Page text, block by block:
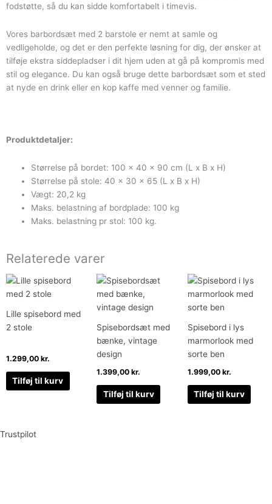
fodstøtte, så du kan sidde komfortabelt i timevis.
Vores barbordsæt med 2 barstole er nemt at samle og
vedligeholde, og det er den perfekte løsning for dig, der ønsker at
tilføje ekstra siddepladser i dit hjem uden at gå på kompromis med
stil og elegance. Du kan også bruge dette barbordsæt som et sted
at nyde en drink eller en kop kaffe med venner og familie.
Produktdetaljer:
Størrelse på bordet: 100 x 40 x 90 cm (L x B x H)
Størrelse på stole: 40 x 30 x 65 (L x B x H)
Vægt: 20,2 kg
Maks. belastning af bordplade: 100 kg
Maks. belastning pr stol: 100 kg.
Relaterede varer
Lille spisebord med
2 stole
1.299,00 kr.
Tilføj til kurv
Spisebordsæt med
bænke, vintage
design
1.399,00kr.
Tilføj til kurv
Spisebord i lys
marmorlook med
sorte ben
1.999,00 kr.
Tilføj til kurv
Trustpilot